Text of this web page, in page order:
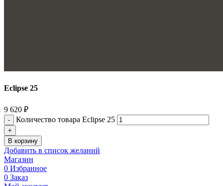
Eclipse 25
9 620 ₽
Количество товара Eclipse 25
В корзину
Добавить в список желаний
Магазин
0 Избранное
0 Заказ